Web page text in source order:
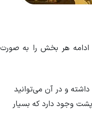
ادامه هر بخش را به صورت
موزه آن است که 280 متر مربع مساحت داشته و در آن می‌توانید
در این موزه یک فسیل 570 ساله به شکل لاک‌پشت وجود دارد که بسیار